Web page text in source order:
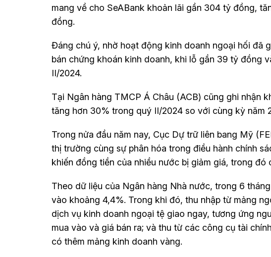
mang về cho SeABank khoản lãi gần 304 tỷ đồng,
đồng.
Đáng chú ý, nhờ hoạt động kinh doanh ngoại hối đã
bán chứng khoán kinh doanh, khi lỗ gần 39 tỷ đồng
II/2024.
Tại Ngân hàng TMCP Á Châu (ACB) cũng ghi nhận
tăng hơn 30% trong quý II/2024 so với cùng kỳ năm
Trong nửa đầu năm nay, Cục Dự trữ liên bang Mỹ
thị trường cùng sự phân hóa trong điều hành chính
khiến đồng tiền của nhiều nước bị giảm giá, trong đó
Theo dữ liệu của Ngân hàng Nhà nước, trong 6
vào khoảng 4,4%. Trong khi đó, thu nhập từ mảng
dịch vụ kinh doanh ngoại tệ giao ngay, tương ứng
mua vào và giá bán ra; và thu từ các công cụ tài
có thêm mảng kinh doanh vàng.